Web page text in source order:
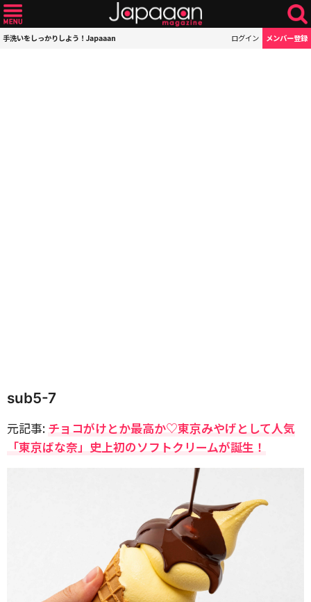
手洗いをしっかりしよう！Japaaan ログイン メンバー登録
sub5-7
元記事: チョコがけとか最高か♡東京みやげとして人気
「東京ばな奈」史上初のソフトクリームが誕生！